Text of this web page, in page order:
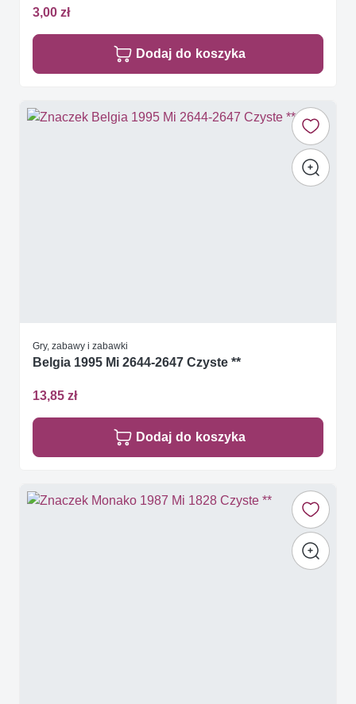
3,00 zł
Dodaj do koszyka
Gry, zabawy i zabawki
Belgia 1995 Mi 2644-2647 Czyste **
13,85 zł
Dodaj do koszyka